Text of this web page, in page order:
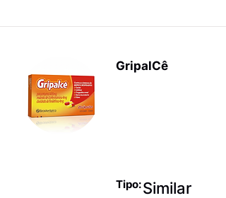
GripalCê
Tipo:Similar